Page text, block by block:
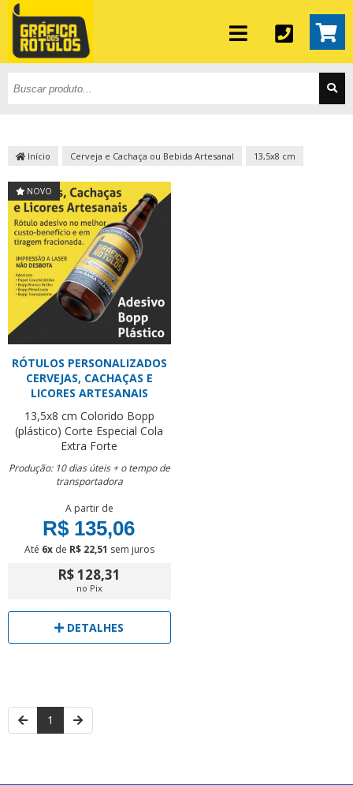
Início Cerveja e Cachaça ou Bebida Artesanal 13,5x8 cm
NOVO
RÓTULOS PERSONALIZADOS
CERVEJAS, CACHAÇAS E
LICORES ARTESANAIS
13,5x8 cm Colorido Bopp
(plástico) Corte Especial Cola
Extra Forte
Produção: 10 dias úteis + o tempo de
transportadora
A partir de
R$ 135,06
Até 6xde R$ 22,51 sem juros
R$ 128,31
no Pix
DETALHES
1